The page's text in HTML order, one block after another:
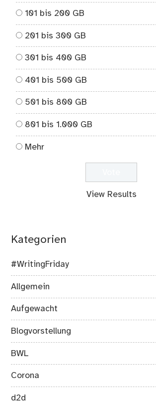
101 bis 200 GB
201 bis 300 GB
301 bis 400 GB
401 bis 500 GB
501 bis 800 GB
801 bis 1.000 GB
Mehr
View Results
Kategorien
#WritingFriday
Allgemein
Aufgewacht
Blogvorstellung
BWL
Corona
d2d